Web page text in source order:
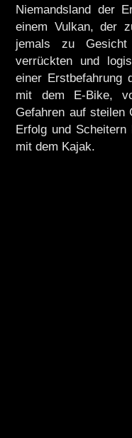
Niemandsland der
einem Vulkan, der
jemals zu
verrückten und
einer Erstbefahrung
mit dem E-Bike,
Gefahren auf steilen
Erfolg und
mit dem Kajak.